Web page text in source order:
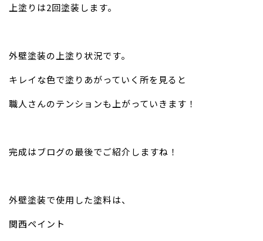
上塗りは2回塗装します。
外壁塗装の上塗り状況です。
キレイな色で塗りあがっていく所を見ると
職人さんのテンションも上がっていきます！
完成はブログの最後でご紹介しますね！
外壁塗装で使用した塗料は、
関西ペイント